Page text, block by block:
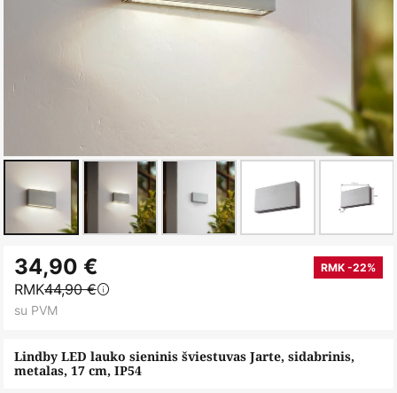
to
the
beginning
the
images
Lindby LED lauko sieninis šviestuvas Jarte, sidabrinis,
metalas, 17 cm, IP54
34,90 € RMK -22%
RMK44,90 €
su PVM